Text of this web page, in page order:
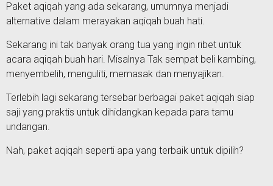
Paket aqiqah yang ada sekarang, umumnya menjadi
alternative dalam merayakan aqiqah buah hati.
Sekarang ini tak banyak orang tua yang ingin ribet untuk
acara aqiqah buah hari. Misalnya Tak sempat beli kambing,
menyembelih, menguliti, memasak dan menyajikan.
Terlebih lagi sekarang tersebar berbagai paket aqiqah siap
saji yang praktis untuk dihidangkan kepada para tamu
undangan.
Nah, paket aqiqah seperti apa yang terbaik untuk dipilih?